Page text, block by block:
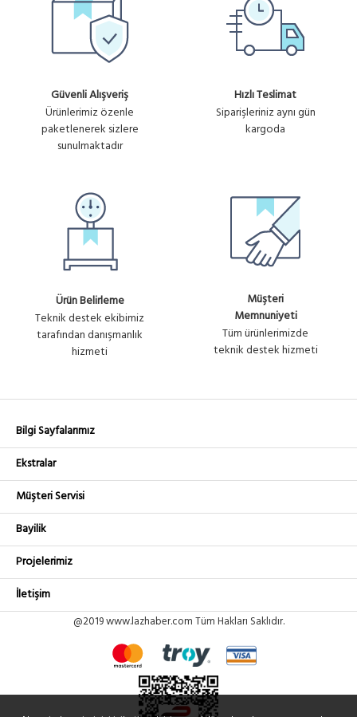
Güvenli Alışveriş
Ürünlerimiz özenle
paketlenerek sizlere
sunulmaktadır
Hızlı Teslimat
Siparişleriniz aynı gün
kargoda
Ürün Belirleme
Teknik destek ekibimiz
tarafından danışmanlık
hizmeti
Müşteri
Memnuniyeti
Tüm ürünlerimizde
teknik destek hizmeti
Bilgi Sayfalarımız
Ekstralar
Müşteri Servisi
Bayilik
Projelerimiz
İletişim
@2019 www.lazhaber.com Tüm Hakları Saklıdır.